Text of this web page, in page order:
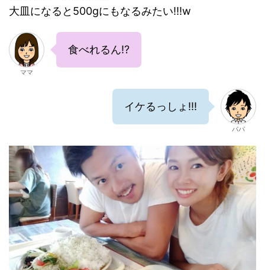
大皿になると500gにもなるみたい!!!w
ママ
食べれるん!?
イケるっしょ!!!
パパ